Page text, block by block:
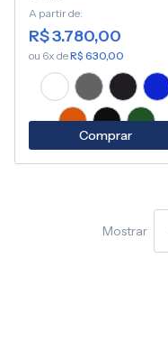
A partir de
R$ 3.780,00
ou 6x deR$ 630,00
Comprar
Mostrar